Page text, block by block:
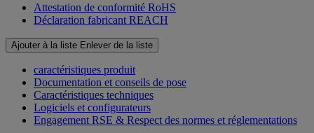
Attestation de conformité RoHS
Déclaration fabricant REACH
Ajouter à la liste Enlever de la liste
caractéristiques produit
Documentation et conseils de pose
Caractéristiques techniques
Logiciels et configurateurs
Engagement RSE & Respect des normes et réglementations